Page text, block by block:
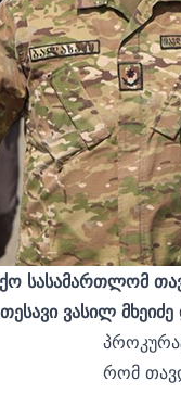
სასამართლომ
ვასილ
რომ